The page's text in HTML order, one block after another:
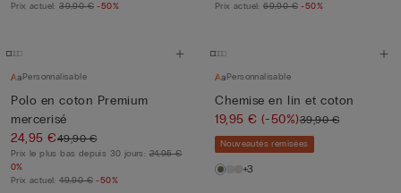
Prix actuel:39,90 € -50%
Prix actuel:69,90 € -50%
Personnalisable
Polo en coton Premium
mercerisé
24,95 €49,90 €
Prix le plus bas depuis 30 jours:24,95 €
0%
Prix actuel:49,90 € -50%
Personnalisable
Chemise en lin et coton
19,95 €(-50%)39,90 €
Nouveautés remisées
+3